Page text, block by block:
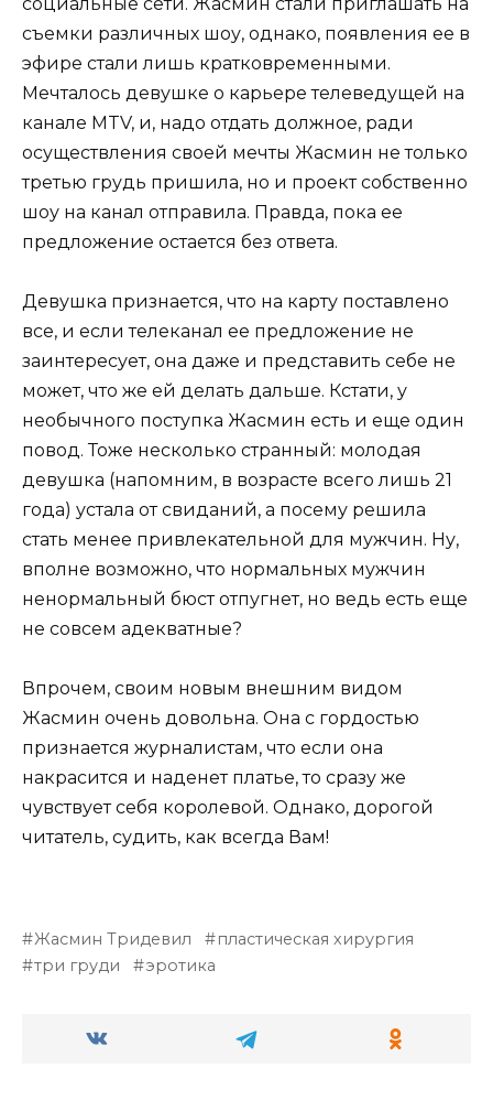
съемки различных шоу, однако, появления ее в
эфире стали лишь кратковременными.
Мечталось девушке о карьере телеведущей на
канале MTV, и, надо отдать должное, ради
осуществления своей мечты Жасмин не только
третью грудь пришила, но и проект собственно
шоу на канал отправила. Правда, пока ее
предложение остается без ответа.
Девушка признается, что на карту поставлено
все, и если телеканал ее предложение не
заинтересует, она даже и представить себе не
может, что же ей делать дальше. Кстати, у
необычного поступка Жасмин есть и еще один
повод. Тоже несколько странный: молодая
девушка (напомним, в возрасте всего лишь 21
года) устала от свиданий, а посему решила
стать менее привлекательной для мужчин. Ну,
вполне возможно, что нормальных мужчин
ненормальный бюст отпугнет, но ведь есть еще
не совсем адекватные?
Впрочем, своим новым внешним видом
Жасмин очень довольна. Она с гордостью
признается журналистам, что если она
накрасится и наденет платье, то сразу же
чувствует себя королевой. Однако, дорогой
читатель, судить, как всегда Вам!
Жасмин Тридевил
пластическая хирургия
три груди
эротика